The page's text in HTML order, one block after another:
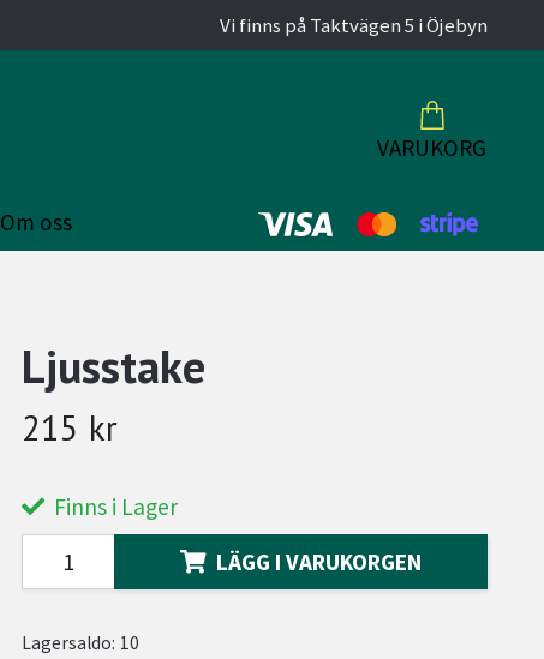
Vi finns på Taktvägen 5 i Öjebyn
VARUKORG
Om oss
Ljusstake
215 kr
Finns i Lager
LÄGG I VARUKORGEN
Lagersaldo: 10